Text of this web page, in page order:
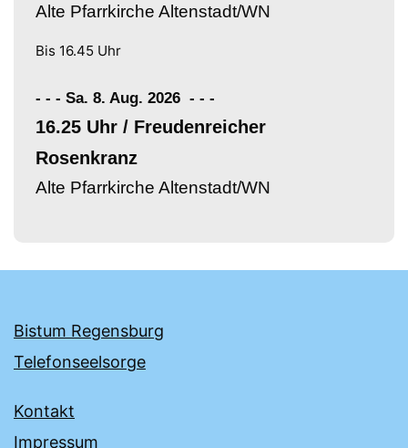
Alte Pfarrkirche Altenstadt/WN
Bis 16.45 Uhr
- - - Sa. 8. Aug. 2026 - - -
16.25 Uhr / Freudenreicher
Rosenkranz
Alte Pfarrkirche Altenstadt/WN
Bistum Regensburg
Telefonseelsorge
Kontakt
Impressum